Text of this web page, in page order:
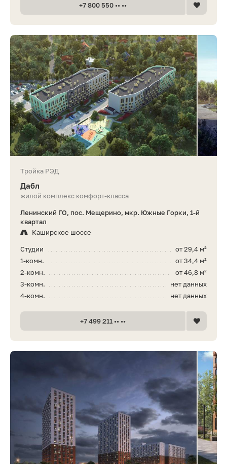
+7 800 550 •• ••
Тройка РЭД
Дабл
жилой комплекс комфорт-класса
Ленинский ГО, пос. Мещерино, мкр. Южные Горки, 1-й
квартал
Каширское шоссе
от 29,4 м²
Студии
от 34,4 м²
1-комн.
от 46,8 м²
2-комн.
нет данных
3-комн.
нет данных
4-комн.
+7 499 211 •• ••